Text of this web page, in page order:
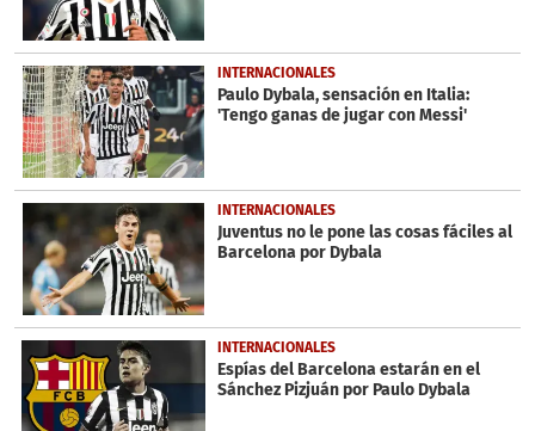
INTERNACIONALES
Paulo Dybala, sensación en Italia:
'Tengo ganas de jugar con Messi'
INTERNACIONALES
Juventus no le pone las cosas fáciles al
Barcelona por Dybala
INTERNACIONALES
Espías del Barcelona estarán en el
Sánchez Pizjuán por Paulo Dybala